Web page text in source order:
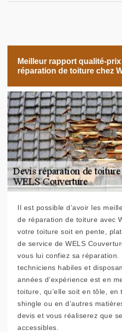
Meilleur rapport qualité-
réparation de toiture chez
Il est possible d’avoir les
de réparation de toiture avec
votre toiture soit en pente,
de service de WELS
vous lui confiez sa réparation.
techniciens habiles et
années d’expérience est en
toiture, qu’elle soit en tôle, en
shingle ou en d’autres
devis et vous réaliserez que
accessibles.